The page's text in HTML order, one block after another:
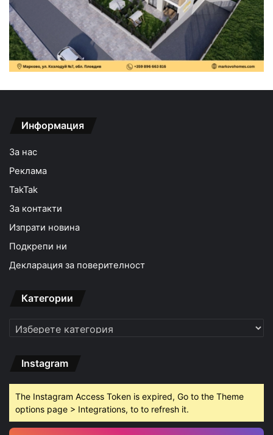
Информация
За нас
Реклама
TakTak
За контакти
Изпрати новина
Подкрепи ни
Декларация за поверителност
Категории
Категории
Instagram
The Instagram Access Token is expired, Go to the Theme
options page > Integrations, to to refresh it.